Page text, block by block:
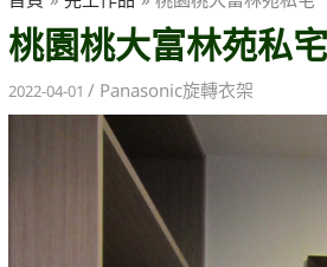
桃園桃大富林苑私宅
2022-04-01/ Panasonic旋轉衣架